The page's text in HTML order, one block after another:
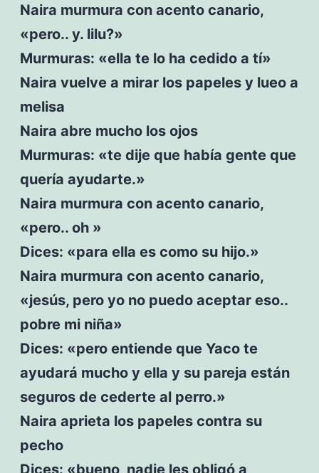
Naira murmura con acento canario,
«pero.. y. lilu?»
Murmuras: «ella te lo ha cedido a tí»
Naira vuelve a mirar los papeles y lueo a
melisa
Naira abre mucho los ojos
Murmuras: «te dije que había gente que
quería ayudarte.»
Naira murmura con acento canario,
«pero.. oh »
Dices: «para ella es como su hijo.»
Naira murmura con acento canario,
«jesús, pero yo no puedo aceptar eso..
pobre mi niña»
Dices: «pero entiende que Yaco te
ayudará mucho y ella y su pareja están
seguros de cederte al perro.»
Naira aprieta los papeles contra su
pecho
Dices: «bueno, nadie les obligó a